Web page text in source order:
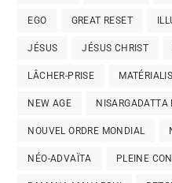
EGO GREAT RESET
JÉSUS JÉSUS CHRIST
LÂCHER-PRISE
NEW AGE
NOUVEL ORDRE MONDIAL
NÉO-ADVAÏTA PLEINE